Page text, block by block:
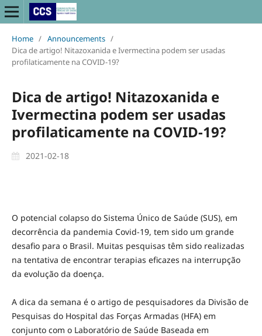
Home / Announcements /
Dica de artigo! Nitazoxanida e Ivermectina podem ser usadas
profilaticamente na COVID-19?
Dica de artigo! Nitazoxanida e
Ivermectina podem ser usadas
profilaticamente na COVID-19?
2021-02-18
O potencial colapso do Sistema Único de Saúde (SUS), em
decorrência da pandemia Covid-19, tem sido um grande
desafio para o Brasil. Muitas pesquisas têm sido realizadas
na tentativa de encontrar terapias eficazes na interrupção
da evolução da doença.
A dica da semana é o artigo de pesquisadores da Divisão de
Pesquisas do Hospital das Forças Armadas (HFA) em
conjunto com o Laboratório de Saúde Baseada em